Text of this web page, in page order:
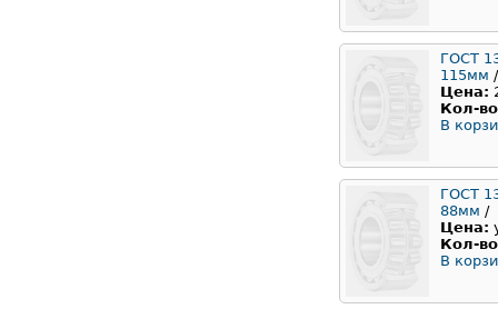
ГОСТ
115мм /
Цена:
Кол-
В
ГОСТ
88мм /
Цена:
Кол-
В